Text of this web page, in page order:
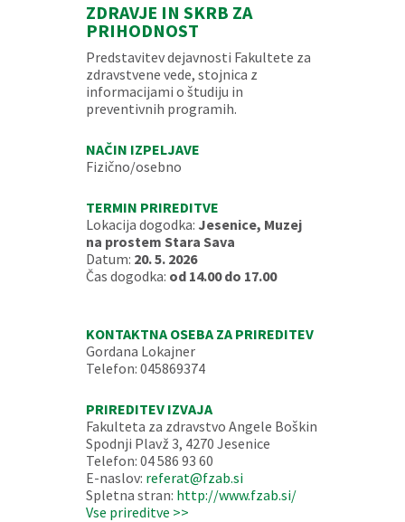
ZDRAVJE IN SKRB ZA
PRIHODNOST
Predstavitev dejavnosti Fakultete za
zdravstvene vede, stojnica z
informacijami o študiju in
preventivnih programih.
NAČIN IZPELJAVE
Fizično/osebno
TERMIN PRIREDITVE
Lokacija dogodka: Jesenice, Muzej
na prostem Stara Sava
Datum: 20. 5. 2026
Čas dogodka: od 14.00 do 17.00
KONTAKTNA OSEBA ZA PRIREDITEV
Gordana Lokajner
Telefon: 045869374
PRIREDITEV IZVAJA
Fakulteta za zdravstvo Angele Boškin
Spodnji Plavž 3, 4270 Jesenice
Telefon: 04 586 93 60
E-naslov: referat@fzab.si
Spletna stran: http://www.fzab.si/
Vse prireditve >>